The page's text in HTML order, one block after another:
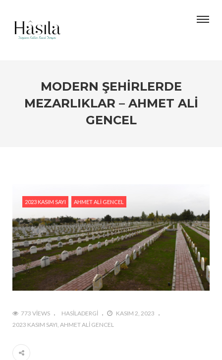
MODERN ŞEHIRLERDE
MEZARLIKLAR – AHMET ALI
GENCEL
2023 KASIM SAYI AHMET ALI GENCEL
773 VIEWS HASILADERGI
KASIM 2, 2023
2023 KASIM SAYI AHMET ALI GENCEL